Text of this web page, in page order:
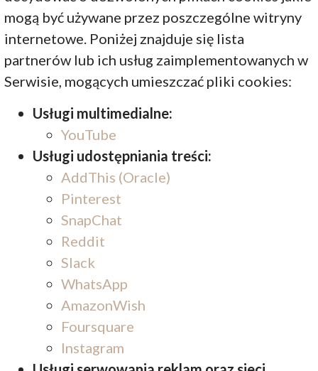
mogą być używane przez poszczególne witryny
internetowe. Poniżej znajduje się lista
partnerów lub ich usług zaimplementowanych w
Serwisie, mogących umieszczać pliki cookies:
Usługi multimedialne:
YouTube
Usługi udostępniania treści:
AddThis (Oracle)
Pinterest
SnapChat
Reddit
Slack
WhatsApp
AmazonWish
Foursquare
Instagram